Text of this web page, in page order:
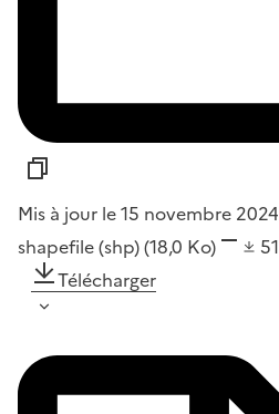
Mis à jour le 15 novembre 2024
shapefile (shp)(18,0 Ko) 51
Télécharger